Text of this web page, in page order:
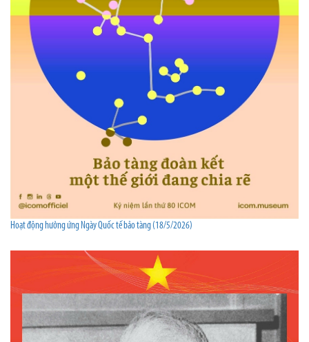
Hoạt động hưởng ứng Ngày Quốc tế bảo tàng (18/5/2026)